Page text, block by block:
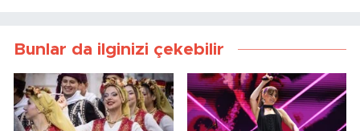
Bunlar da ilginizi çekebilir